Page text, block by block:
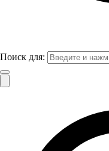
Поиск для: